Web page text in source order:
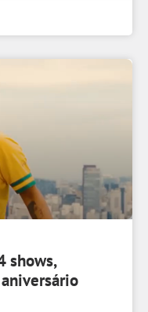
shows,